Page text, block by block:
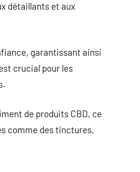
détaillants et aux
garantissant ainsi
crucial pour les
de produits CBD, ce
comme des tinctures,